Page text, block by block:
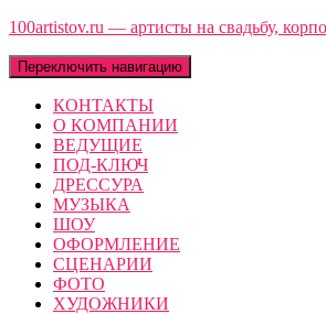
100artistov.ru — артисты на свадьбу,
Переключить навигацию
КОНТАКТЫ
О КОМПАНИИ
ВЕДУЩИЕ
ПОД-КЛЮЧ
ДРЕССУРА
МУЗЫКА
ШОУ
ОФОРМЛЕНИЕ
СЦЕНАРИИ
ФОТО
ХУДОЖНИКИ